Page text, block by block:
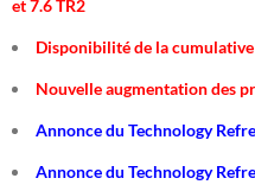
et 7.6 TR2
Disponibilité de la
Nouvelle augmentation des
Annonce du Technology
Annonce du Technology